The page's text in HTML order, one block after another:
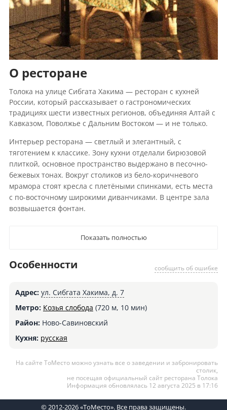
О ресторане
Толока на улице Сибгата Хакима — ресторан с кухней
России, который рассказывает о гастрономических
традициях шести известных регионов, объединяя Алтай с
Кавказом, Поволжье с Дальним Востоком — и не только.
Интерьер ресторана — светлый и элегантный, с
тяготением к классике. Зону кухни отделали бирюзовой
плиткой, основное пространство выдержано в песочно-
бежевых тонах. Вокруг столиков из бело-коричневого
мрамора стоят кресла с плетёными спинками, есть места
с по-восточному широкими диванчиками. В центре зала
возвышается фонтан.
Показать полностью
сообщить об ошибке
Особенности
Адрес: ул. Сибгата Хакима, д. 7
Метро: Козья слобода (720 м, 10 мин)
Район:Ново-Савиновский
Кухня: русская
На сайте ТоМесто можно узнать все о заведении и забронировать
столик,
не посещая официальный сайт ресторана Толока
Информация обновлялась 12 августа 2025 в 17:16
© 2012-2026 «ТоМесто». Все права защищены.